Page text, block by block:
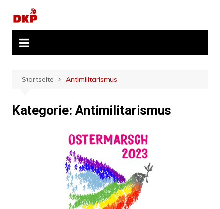
Inhalt
springen
Startseite Antimilitarismus
Kategorie: Antimilitarismus